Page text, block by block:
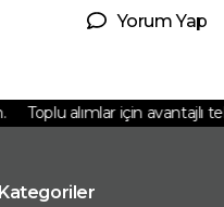
Yorum Yap
Toplu alımlar için avantajlı
Kategoriler